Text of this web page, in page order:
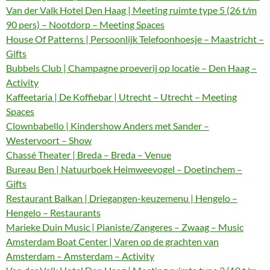
Van der Valk Hotel Den Haag | Meeting ruimte type 5 (26 t/m
90 pers) – Nootdorp – Meeting Spaces
House Of Patterns | Persoonlijk Telefoonhoesje – Maastricht –
Gifts
Bubbels Club | Champagne proeverij op locatie – Den Haag –
Activity
Kaffeetaria | De Koffiebar | Utrecht – Utrecht – Meeting
Spaces
Clownbabello | Kindershow Anders met Sander –
Westervoort – Show
Chassé Theater | Breda – Breda – Venue
Bureau Ben | Natuurboek Heimweevogel – Doetinchem –
Gifts
Restaurant Balkan | Driegangen-keuzemenu | Hengelo –
Hengelo – Restaurants
Marieke Duin Music | Pianiste/Zangeres – Zwaag – Music
Amsterdam Boat Center | Varen op de grachten van
Amsterdam – Amsterdam – Activity